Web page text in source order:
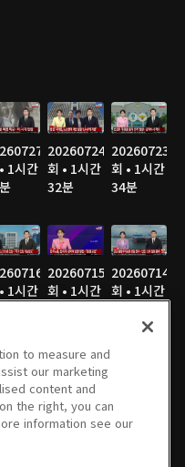
1시간
20260724
회 • 1시간
32분
20260723
회 • 1시간
34분
1시간
20260715
회 • 1시간
20260714
회 • 1시간
1시간
20260707
회 • 1시간
35분
회 • 1시간
35분
to measure and
our marketing
content and
the right, you can
information see our